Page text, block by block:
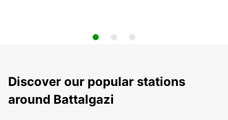
Discover our popular stations
around Battalgazi